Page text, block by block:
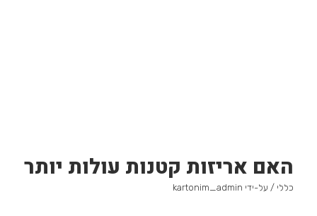
האם אריזות קטנות עולות יותר
כללי / על-ידי kartonim_admin